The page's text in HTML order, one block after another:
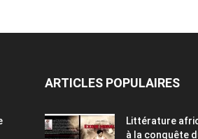
ARTICLES POPULAIRES
Littérature
à la conquête